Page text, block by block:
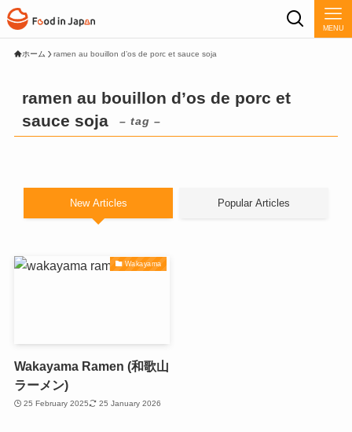
MENU
ホーム ramen au bouillon d’os de porc et sauce soja
ramen au bouillon d’os de porc et
sauce soja
– tag –
New Articles Popular Articles
Wakayama
Wakayama Ramen (和歌山
ラーメン)
25 February 2025 25 January 2026